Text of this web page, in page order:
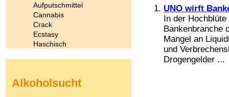
UNO wirft
In der
Bankenbranche
Mangel an
und
Drogengelder ...
Aufputschmittel
Cannabis
Crack
Ecstasy
Haschisch
Kokain
Alkoholsucht